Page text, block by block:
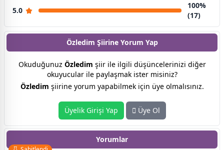
5.0
100%
(17)
Özledim Şiirine Yorum Yap
Okuduğunuz Özledim şiir ile ilgili düşüncelerinizi diğer
okuyucular ile paylaşmak ister misiniz?
Özledim şiirine yorum yapabilmek için üye olmalısınız.
Üyelik Girişi Yap Üye Ol
Yorumlar